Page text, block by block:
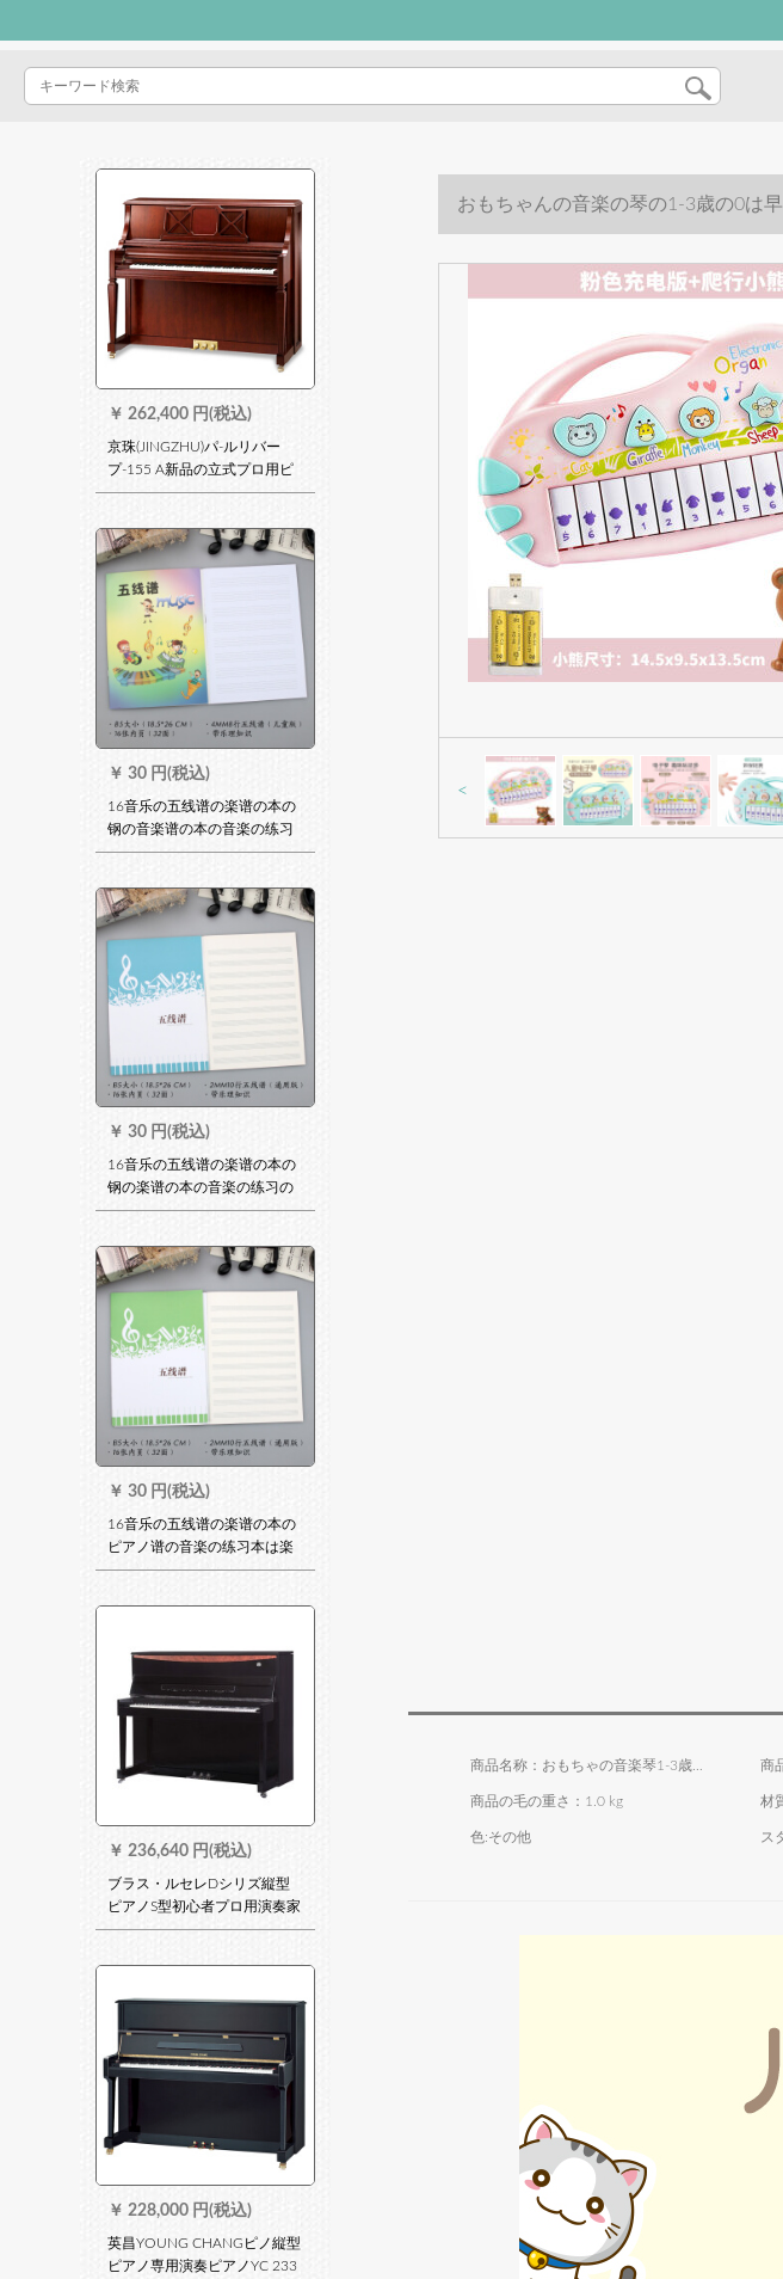
￥ 262,400 円(税込)
京珠(JINGZHU)パ-ルリバー
プ-155 A新品の立式プロ用ピ
アノ88キーボード125 CM
￥ 30 円(税込)
16音乐の五线谱の楽谱の本の
钢の音楽谱の本の音楽の练习
の楽谱は漫画の色をカスタス
mm 8行の内ペ-ジ)
￥ 30 円(税込)
16音乐の五线谱の楽谱の本の
钢の楽谱の本の音楽の练习の
楽谱は浅い青をカスタスとす
の内のペ-ジ)
￥ 30 円(税込)
16音乐の五线谱の楽谱の本の
ピアノ谱の音楽の练习本は楽
理をつけて草の绿をカステラ
￥ 236,640 円(税込)
ブラス・ルセレDシリズ縦型
ピアノS型初心者プロ用演奏家
庭学校S 118 L黒
￥ 228,000 円(税込)
英昌YOUNG CHANGピノ縦型
ピアノ専用演奏ピアノYC 233
おもちゃんの音楽の琴の1-3歳の0は
ります。小くまさん
<
商
商品の毛の重さ：1.0 kg 材
色:その他 ス